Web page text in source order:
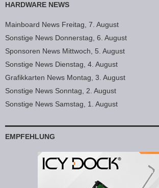
HARDWARE NEWS
Mainboard News Freitag, 7. August
Sonstige News Donnerstag, 6. August
Sponsoren News Mittwoch, 5. August
Sonstige News Dienstag, 4. August
Grafikkarten News Montag, 3. August
Sonstige News Sonntag, 2. August
Sonstige News Samstag, 1. August
EMPFEHLUNG